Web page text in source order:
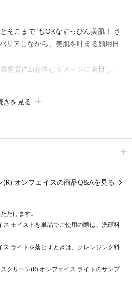
そこまで”もOKなすっぴん美肌！ さ
リアしながら、美肌を叶える顔用日
物質(*2)を含むダメージに着目し、
採用しているので、とっても軽い付
てくずれにくい「ローションタイ
にアレルギーが起こらないということで
＝すべての人にコメド（ニキビのもと）
ません。
きを見る
(R) オンフェイスの商品Q&Aを見る
だけます。
モイストを単品でご使用の際は、洗顔料
ライトを落とすときは、クレンジング料
クリーン(R) オンフェイス ライトのサンプ